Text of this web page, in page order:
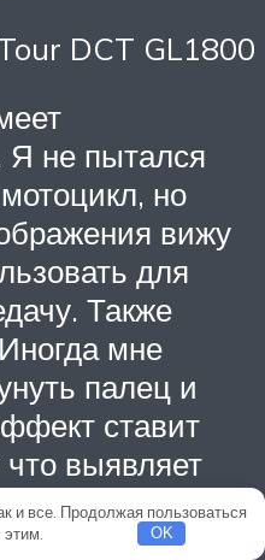
DCT GL1800
Я не пытался
но
вижу
для
Также
мне
палец и
ставит
выявляет
трубы.
и все. Продолжая пользоваться
OK